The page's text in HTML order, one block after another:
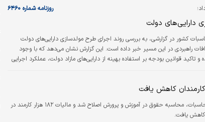
روزنامه شماره ۶۴۶۰
دارایی‌های دولت
کشور در گزارشی، به بررسی روند اجرای طرح مولدسازی دارایی‌های دولت
راهبردی در این مسیر خبر داده است. این گزارش نشان می‌دهد که با وجود
تاکید قوانین بودجه بر استفاده بهینه از دارایی‌های مازاد دولت، عملکرد اجرایی
کاهش یافت
با پیگیری دیوان محاسبات، محاسبه حقوق در آموزش و پرورش اصلاح شد و مالیات ۱۸۲ هزار کارمند در